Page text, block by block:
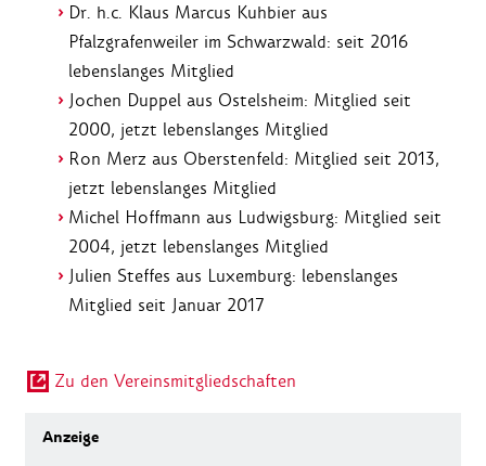
Dr. h.c. Klaus Marcus Kuhbier aus
Pfalzgrafenweiler im Schwarzwald: seit 2016
lebenslanges Mitglied
Jochen Duppel aus Ostelsheim: Mitglied seit
2000, jetzt lebenslanges Mitglied
Ron Merz aus Oberstenfeld: Mitglied seit 2013,
jetzt lebenslanges Mitglied
Michel Hoffmann aus Ludwigsburg: Mitglied seit
2004, jetzt lebenslanges Mitglied
Julien Steffes aus Luxemburg: lebenslanges
Mitglied seit Januar 2017
Zu den Vereinsmitgliedschaften